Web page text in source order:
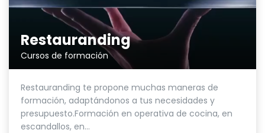
Restauranding
Cursos de formación
Restauranding te propone muchas maneras de
formación, adaptándonos a tus necesidades y
presupuesto.Formación en operativa de cocina, en
escandallos, en...